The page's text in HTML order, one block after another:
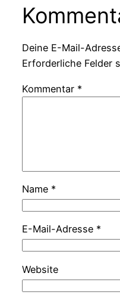
Deine E-Mail-
Erforderliche Felder
Kommentar *
Name *
E-Mail-Adresse *
Website